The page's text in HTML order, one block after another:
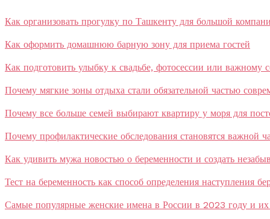
Как организовать прогулку по Ташкенту для большой
Как оформить домашнюю барную зону для приема гостей
Как подготовить улыбку к свадьбе, фотосессии или важному
Почему мягкие зоны отдыха стали обязательной частью
Почему все больше семей выбирают квартиру у моря для
Почему профилактические обследования становятся важной
Как удивить мужа новостью о беременности и создать
Тест на беременность как способ определения наступления
Самые популярные женские имена в России в 2023 году и их